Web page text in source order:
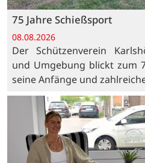
75 Jahre Schießsport
08.08.2026
Der Schützenverein
und Umgebung blickt zum
seine Anfänge und